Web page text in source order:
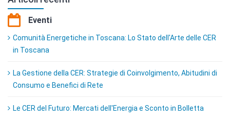
Eventi
Comunità Energetiche in Toscana: Lo Stato dell'Arte delle CER
in Toscana
La Gestione della CER: Strategie di Coinvolgimento, Abitudini di
Consumo e Benefici di Rete
Le CER del Futuro: Mercati dell'Energia e Sconto in Bolletta